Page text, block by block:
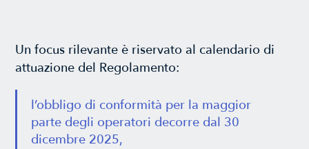
Un focus rilevante è riservato al calendario di
attuazione del Regolamento:
l’obbligo di conformità per la maggior
parte degli operatori decorre dal 30
dicembre 2025,